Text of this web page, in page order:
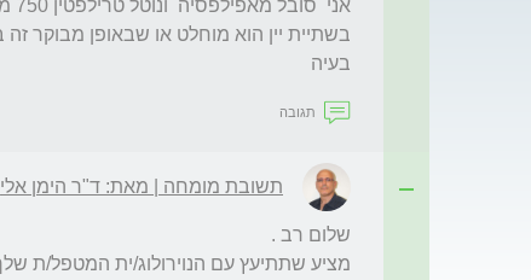
בעיה
תגובה
תשובת מומחה | מאת: ד"ר הימן אלי